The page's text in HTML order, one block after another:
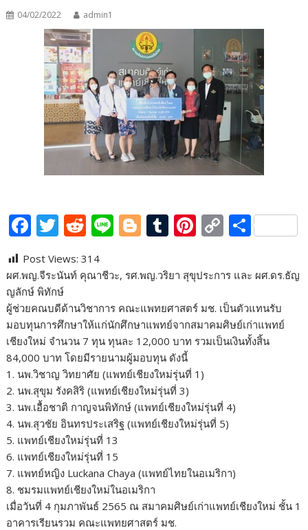
04/02/2022 admin1
F
e
b
o
o
k
T
itt
er
R
d
t
Li
e
Bl
g
g
er
T
m
bl
r
Pi
er
st
C
p
Li
n
S
ar
Post Views: 314
ผศ.พญ.จีระนันท์ คุณาชีวะ, รศ.พญ.วริยา สุขุประการ และ ผศ.ดร.ธัญ
ญลักษ์ พิทักษ์
ผู้ช่วยคณบดีด้านวิชาการ คณะแพทยศาสตร์ มช. เป็นตัวแทนรับ
มอบทุนการศึกษาให้แก่นักศึกษาแพทย์จากสมาคมศิษย์เก่าแพทย์
เชียงใหม่ จำนวน 7 ทุน ทุนละ 12,000 บาท รวมเป็นเงินทั้งสิ้น
84,000 บาท โดยมีรายนามผู้มอบทุน ดังนี้
1. นพ.วิชาญ วิทยาศัย (แพทย์เชียงใหม่รุ่นที่ 1)
2. นพ.สุขุม รังคสิริ (แพทย์เชียงใหม่รุ่นที่ 3)
3. นพ.เอื้อชาติ กาญจนพิทักษ์ (แพทย์เชียงใหม่รุ่นที่ 4)
4. นพ.สุวชัย อินทรประเสริฐ (แพทย์เชียงใหม่รุ่นที่ 5)
5. แพทย์เชียงใหม่รุ่นที่ 13
6. แพทย์เชียงใหม่รุ่นที่ 15
7. แพทย์หญิง Luckana Chaya (แพทย์ไทยในอเมริกา)
8. ชมรมแพทย์เชียงใหม่ในอเมริกา
เมื่อวันที่ 4 กุมภาพันธ์ 2565 ณ สมาคมศิษย์เก่าแพทย์เชียงใหม่ ชั้น 1
อาคารเรียนรวม คณะแพทยศาสตร์ มช.